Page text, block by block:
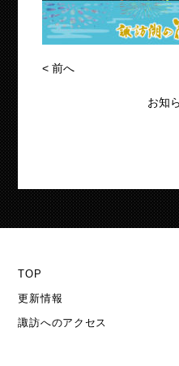
<前へ
お知
TOP
更新情報
諏訪へのアクセス